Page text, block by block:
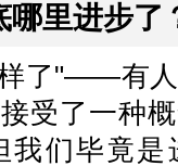
哪里进步了
了"——有
受了一种
我们毕竟是